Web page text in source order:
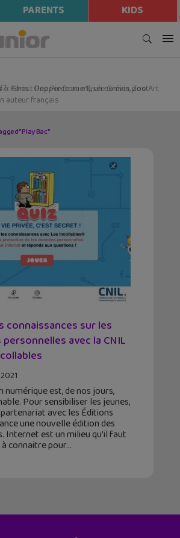
PARENTS KIDS
Paris : One Piece au musée Grévin, Zoo Art
"Play Bac"
connaissances sur les
avec la CNIL
numérique est, de nos jours,
Pour sensibiliser les jeunes,
avec les Éditions
une nouvelle édition des
Internet est un milieu qu’il faut
connaitre pour